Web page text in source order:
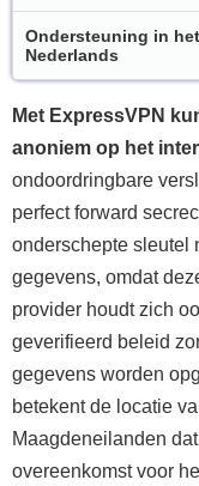
Ondersteuning in het
Nederlands
Met ExpressVPN
anoniem op het
ondoordringbare
perfect forward
onderschepte sleutel
gegevens, omdat
provider houdt zich
geverifieerd beleid
gegevens worden
betekent de locatie
Maagdeneilanden
overeenkomst voor